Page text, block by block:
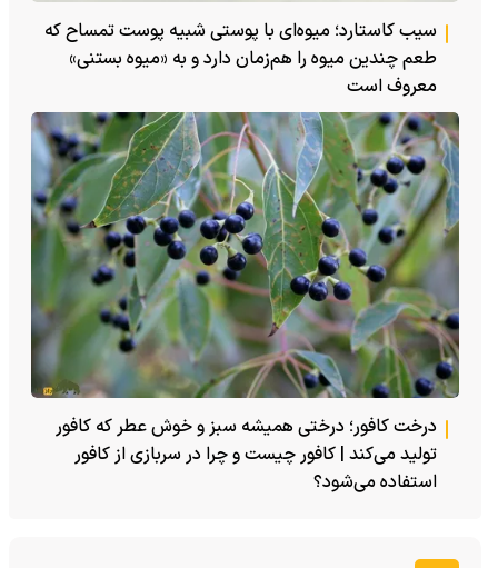
سیب کاستارد؛ میوه‌ای با پوستی شبیه پوست تمساح که
طعم چندین میوه را هم‌زمان دارد و به «میوه بستنی»
معروف است
درخت کافور؛ درختی همیشه سبز و خوش عطر که کافور
تولید می‌کند | کافور چیست و چرا در سربازی از کافور
استفاده می‌شود؟